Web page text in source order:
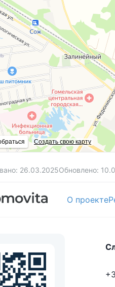
Создать свою карту
26.03.2025Обновлено:
О проекте